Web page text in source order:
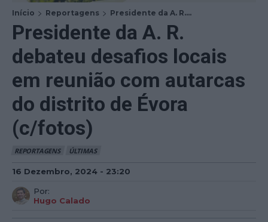
Início Reportagens Presidente da A. R....
Presidente da A. R.
debateu desafios locais
em reunião com autarcas
do distrito de Évora
(c/fotos)
REPORTAGENS ÚLTIMAS
16 Dezembro, 2024 - 23:20
Por:
Hugo Calado